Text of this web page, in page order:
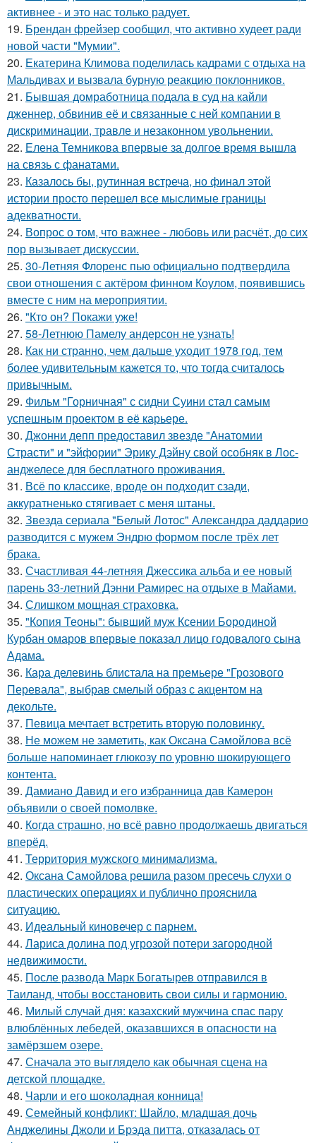
активнее - и это нас только радует.
19. Брендан фрейзер сообщил, что активно худеет ради
новой части "Мумии".
20. Екатерина Климова поделилась кадрами с отдыха на
Мальдивах и вызвала бурную реакцию поклонников.
21. Бывшая домработница подала в суд на кайли
дженнер, обвинив её и связанные с ней компании в
дискриминации, травле и незаконном увольнении.
22. Елена Темникова впервые за долгое время вышла
на связь с фанатами.
23. Казалось бы, рутинная встреча, но финал этой
истории просто перешел все мыслимые границы
адекватности.
24. Вопрос о том, что важнее - любовь или расчёт, до сих
пор вызывает дискуссии.
25. 30-Летняя Флоренс пью официально подтвердила
свои отношения с актёром финном Коулом, появившись
вместе с ним на мероприятии.
26. "Кто он? Покажи уже!
27. 58-Летнюю Памелу андерсон не узнать!
28. Как ни странно, чем дальше уходит 1978 год, тем
более удивительным кажется то, что тогда считалось
привычным.
29. Фильм "Горничная" с сидни Суини стал самым
успешным проектом в её карьере.
30. Джонни депп предоставил звезде "Анатомии
Страсти" и "эйфории" Эрику Дэйну свой особняк в Лос-
анджелесе для бесплатного проживания.
31. Всё по классике, вроде он подходит сзади,
аккуратненько стягивает с меня штаны.
32. Звезда сериала "Белый Лотос" Александра даддарио
разводится с мужем Эндрю формом после трёх лет
брака.
33. Счастливая 44-летняя Джессика альба и ее новый
парень 33-летний Дэнни Рамирес на отдыхе в Майами.
34. Слишком мощная страховка.
35. "Копия Теоны": бывший муж Ксении Бородиной
Курбан омаров впервые показал лицо годовалого сына
Адама.
36. Кара делевинь блистала на премьере "Грозового
Перевала", выбрав смелый образ с акцентом на
декольте.
37. Певица мечтает встретить вторую половинку.
38. Не можем не заметить, как Оксана Самойлова всё
больше напоминает глюкозу по уровню шокирующего
контента.
39. Дамиано Давид и его избранница дав Камерон
объявили о своей помолвке.
40. Когда страшно, но всё равно продолжаешь двигаться
вперёд.
41. Территория мужского минимализма.
42. Оксана Самойлова решила разом пресечь слухи о
пластических операциях и публично прояснила
ситуацию.
43. Идеальный киновечер с парнем.
44. Лариса долина под угрозой потери загородной
недвижимости.
45. После развода Марк Богатырев отправился в
Таиланд, чтобы восстановить свои силы и гармонию.
46. Милый случай дня: казахский мужчина спас пару
влюблённых лебедей, оказавшихся в опасности на
замёрзшем озере.
47. Сначала это выглядело как обычная сцена на
детской площадке.
48. Чарли и его шоколадная конница!
49. Семейный конфликт: Шайло, младшая дочь
Анджелины Джоли и Брэда питта, отказалась от